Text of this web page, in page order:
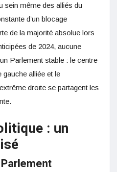
sein même des alliés du
d’un blocage
de la majorité absolue lors
de 2024, aucune
Parlement stable : le centre
alliée et le
droite se partagent les
: un